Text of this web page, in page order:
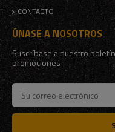
CONTACTO
ÚNASE A NOSOTROS
Suscríbase a nuestro
promociones